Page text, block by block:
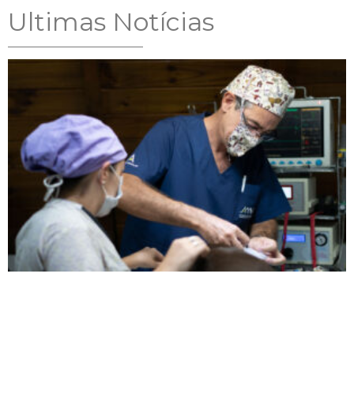
Ultimas Notícias